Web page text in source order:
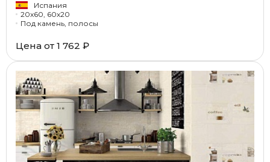
Испания
20x60, 60x20
Под камень, полосы
Цена от 1 762 ₽